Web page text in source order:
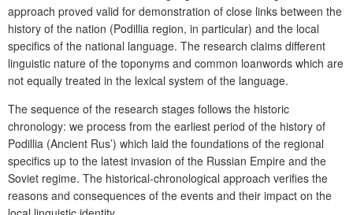
approach proved valid for demonstration of close links between the
history of the nation (Podillia region, in particular) and the local
specifics of the national language. The research claims different
linguistic nature of the toponyms and common loanwords which are
not equally treated in the lexical system of the language.
The sequence of the research stages follows the historic
chronology: we process from the earliest period of the history of
Podillia (Ancient Rus’) which laid the foundations of the regional
specifics up to the latest invasion of the Russian Empire and the
Soviet regime. The historical-chronological approach verifies the
reasons and consequences of the events and their impact on the